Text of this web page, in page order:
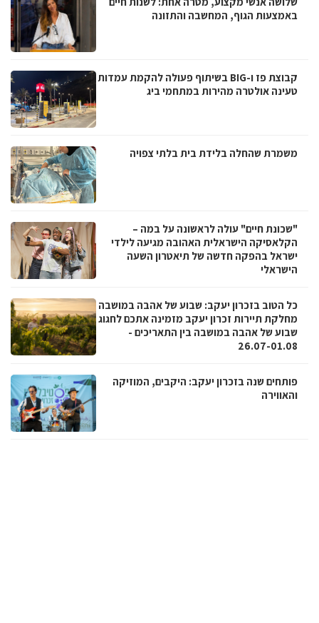
באמצעות הגוף, המחשבה והתזונה
קבוצת פז ו-BIG בשיתוף פעולה להקמת עמדות
טעינה אולטרה מהירות במתחמי ביג
משמרת שהחלה בלידת בית בלתי צפויה
"שכונת חיים" עולה לראשונה על במה –
הקלאסיקה הישראלית האהובה מגיעה לילדי
ישראל בהפקה חדשה של תיאטרון השעה
הישראלי
כל הטוב בזכרון יעקב: שבוע של אהבה במושבה
מחלקת תיירות זכרון יעקב מזמינה אתכם לחגוג
שבוע של אהבה במושבה בין התאריכים -
26.07-01.08
פותחים שנה בזכרון יעקב: היקבים, המוזיקה
והאווירה